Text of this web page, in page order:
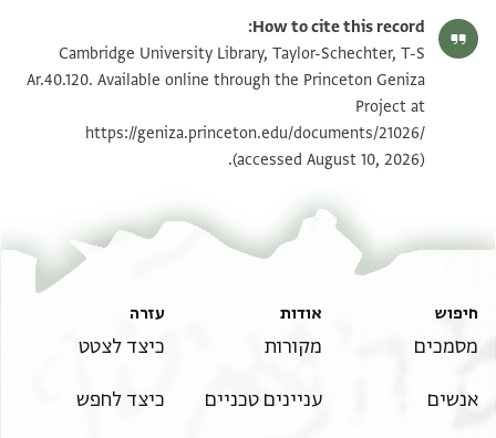
T-S Ar.40.120 1v הגדל וסובב
תנאי היתר שימוש בתצלום
How to cite this record:
Cambridge University Library, Taylor-Schechter, T-S
Ar.40.120. Available online through the Princeton Geniza
Project at
https://geniza.princeton.edu/documents/21026/
(accessed August 10, 2026).
חיפוש
מסמכים
אנשים
אודות
מקורות
עניינים טכניים
עזרה
כיצד לצטט
כיצד לחפש